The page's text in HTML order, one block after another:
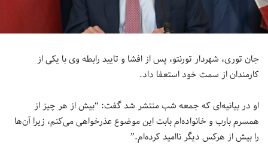
جان توری، شهردار تورنتو، پس از افشا و تایید رابطه وی با یکی از
کارمندان از سمت خود استعفا داد.
او در بیانیه‌ای که جمعه‌ شب منتشر شد گفت: “بیش از هر چیز از
همسرم بارب و خانواده‌ام بابت این موضوع عذرخواهی می‌کنم، زیرا آن‌ها
را بیش از هرکس دیگر ناامید کرده‌ام.”